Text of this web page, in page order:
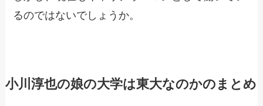
るのではないでしょうか。
小川淳也の娘の大学は東大なのかのまとめ